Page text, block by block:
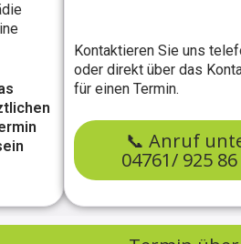
Kontaktieren Sie uns
oder direkt über das
für einen Termin.
📞 Anruf
04761/ 925 86